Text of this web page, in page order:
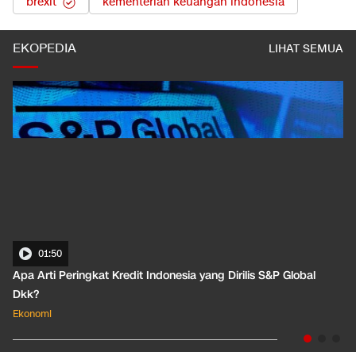
TOPIK TERKAIT
EKOPEDIA LIHAT SEMUA
01:50
Apa Arti Peringkat Kredit Indonesia yang Dirilis S&P Global